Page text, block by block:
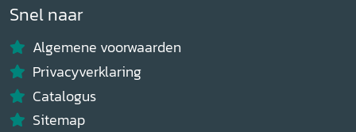
Snel naar
Algemene voorwaarden
Privacyverklaring
Catalogus
Sitemap